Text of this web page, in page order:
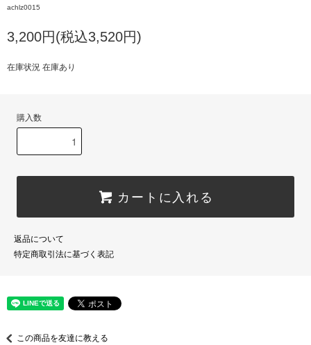
achlz0015
3,200円(税込3,520円)
在庫状況 在庫あり
購入数
カートに入れる
返品について
特定商取引法に基づく表記
この商品を友達に教える